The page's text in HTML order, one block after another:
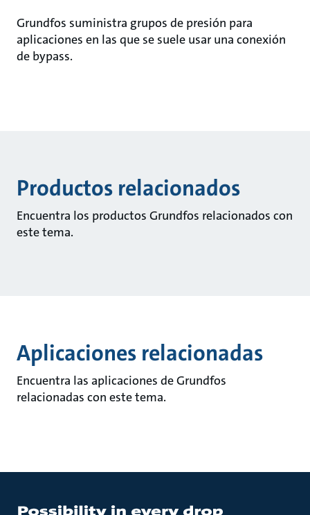
Grundfos suministra grupos de presión para
aplicaciones en las que se suele usar una conexión
de bypass.
Productos relacionados
Encuentra los productos Grundfos relacionados con
este tema.
Aplicaciones relacionadas
Encuentra las aplicaciones de Grundfos
relacionadas con este tema.